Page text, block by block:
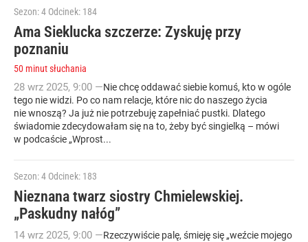
Sezon: 4 Odcinek: 184
Ama Sieklucka szczerze: Zyskuję przy
poznaniu
50 minut słuchania
28 wrz 2025, 9:00 —Nie chcę oddawać siebie komuś, kto w ogóle
tego nie widzi. Po co nam relacje, które nic do naszego życia
nie wnoszą? Ja już nie potrzebuję zapełniać pustki. Dlatego
świadomie zdecydowałam się na to, żeby być singielką – mówi
w podcaście „Wprost...
Sezon: 4 Odcinek: 183
Nieznana twarz siostry Chmielewskiej.
„Paskudny nałóg”
14 wrz 2025, 9:00 —Rzeczywiście palę, śmieję się „weźcie mojego